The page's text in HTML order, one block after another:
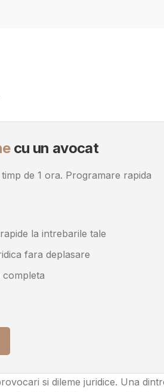
cu un avocat
de 1 ora. Programare rapida
la intrebarile tale
fara deplasare
completa
si dileme juridice. Una